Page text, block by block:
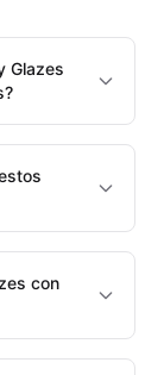
Glazes
con